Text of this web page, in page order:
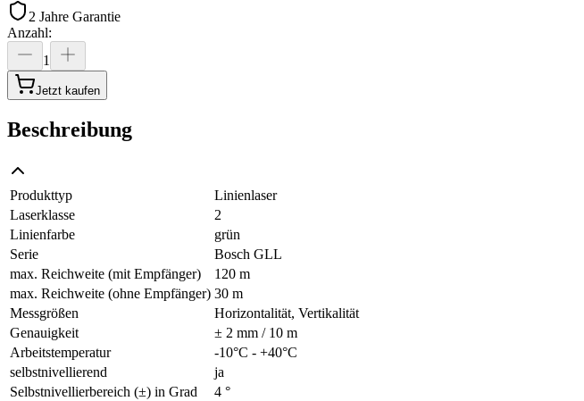
2 Jahre Garantie
Anzahl:
1
Jetzt kaufen
Beschreibung
Produkttyp
Linienlaser
Laserklasse
2
Linienfarbe
grün
Serie
Bosch GLL
max. Reichweite (mit Empfänger)
120 m
max. Reichweite (ohne Empfänger) 30 m
Messgrößen
Horizontalität, Vertikalität
Genauigkeit
± 2 mm / 10 m
Arbeitstemperatur
-10°C - +40°C
selbstnivellierend
ja
Selbstnivellierbereich (±) in Grad
4 °